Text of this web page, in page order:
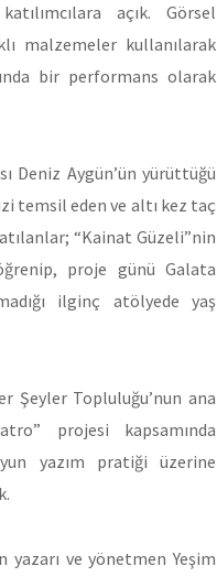
açık. Görsel
malzemeler kullanılarak
bir performans olarak
Deniz Aygün’ün yürüttüğü
temsil eden ve altı kez taç
“Kainat Güzeli”nin
proje günü Galata
ilginç atölyede yaş
Şeyler Topluluğu’nun ana
projesi kapsamında
yazım pratiği üzerine
yazarı ve yönetmen Yeşim